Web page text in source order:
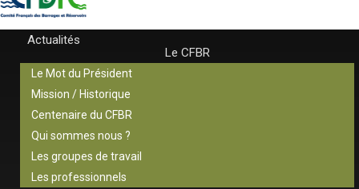
Actualités
Le CFBR
Le Mot du Président
Mission / Historique
Centenaire du CFBR
Qui sommes nous ?
Les groupes de travail
Les professionnels